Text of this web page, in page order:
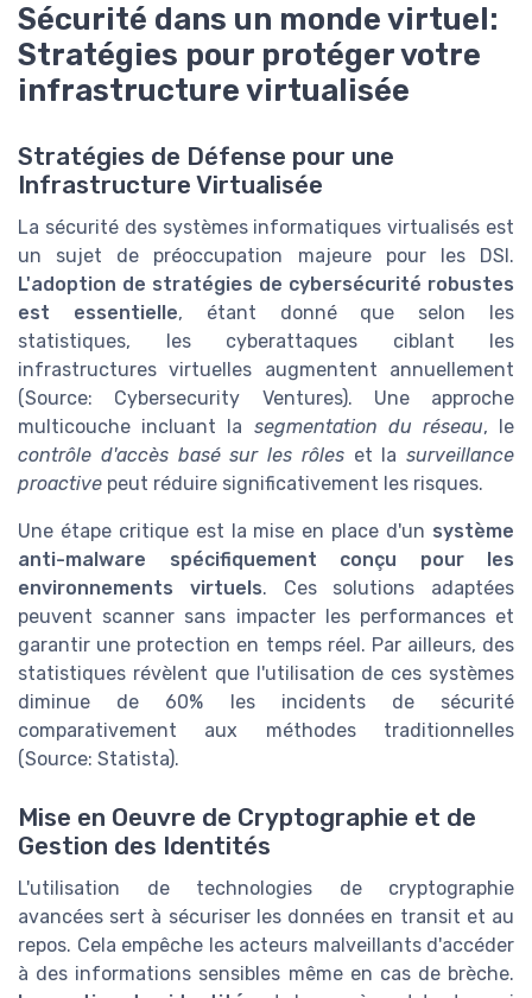
Sécurité dans un monde virtuel:
Stratégies pour protéger votre
infrastructure virtualisée
Stratégies de Défense pour une
Infrastructure Virtualisée
La sécurité des systèmes informatiques virtualisés est
un sujet de préoccupation majeure pour les DSI.
L'adoption de stratégies de cybersécurité robustes
est essentielle, étant donné que selon les
statistiques, les cyberattaques ciblant les
infrastructures virtuelles augmentent annuellement
(Source: Cybersecurity Ventures). Une approche
multicouche incluant la segmentation du réseau, le
contrôle d'accès basé sur les rôleset la surveillance
proactive peut réduire significativement les risques.
Une étape critique est la mise en place d'un système
anti-malware spécifiquement conçu pour les
environnements virtuels. Ces solutions adaptées
peuvent scanner sans impacter les performances et
garantir une protection en temps réel. Par ailleurs, des
statistiques révèlent que l'utilisation de ces systèmes
diminue de 60% les incidents de sécurité
comparativement aux méthodes traditionnelles
(Source: Statista).
Mise en Oeuvre de Cryptographie et de
Gestion des Identités
L'utilisation de technologies de cryptographie
avancées sert à sécuriser les données en transit et au
repos. Cela empêche les acteurs malveillants d'accéder
à des informations sensibles même en cas de brèche.